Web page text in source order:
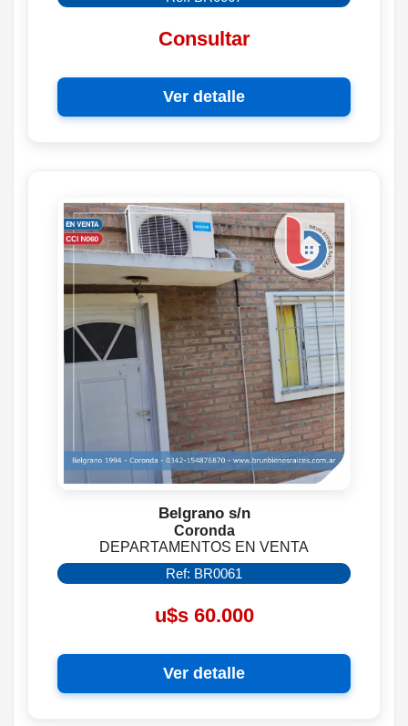
Consultar
Ver detalle
Belgrano s/n
Coronda
DEPARTAMENTOS EN VENTA
Ref: BR0061
u$s 60.000
Ver detalle